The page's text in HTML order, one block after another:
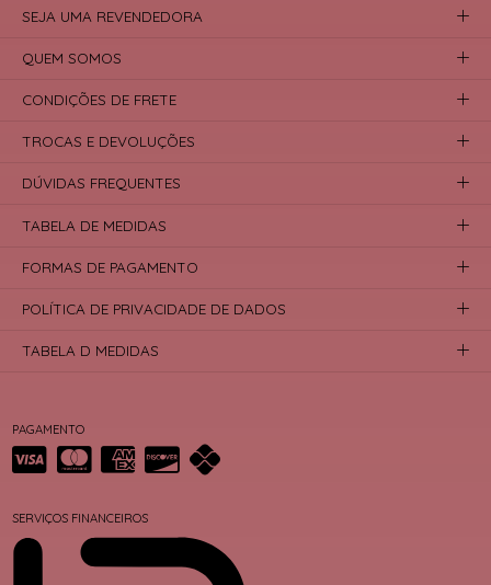
PAGAMENTO
SERVIÇOS FINANCEIROS
SEJA UMA REVENDEDORA
QUEM SOMOS
CONDIÇÕES DE FRETE
TROCAS E DEVOLUÇÕES
DÚVIDAS FREQUENTES
TABELA DE MEDIDAS
FORMAS DE PAGAMENTO
POLÍTICA DE PRIVACIDADE DE DADOS
TABELA D MEDIDAS